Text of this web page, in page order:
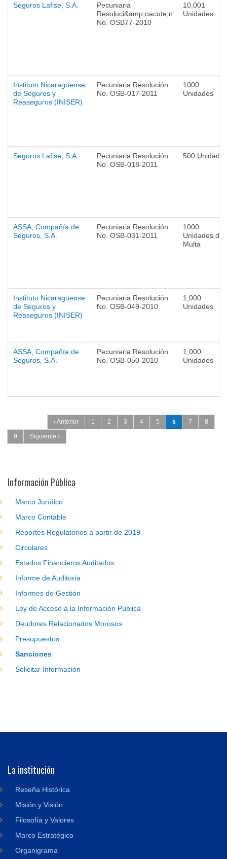
Seguros Lafise, S.A.
Pecuniaria
Resoluci&amp;oacute;n
No. OSB77-2010
10,001
Unidades
Instituto Nicaragüense
de Seguros y
Reaseguros (INISER)
Pecuniaria Resolución
No. OSB-017-2011
1000
Unidades
Seguros Lafise, S.A.
Pecuniaria Resolución
No. OSB-018-2011
500 Unidades
ASSA, Compañía de
Seguros, S.A.
Pecuniaria Resolución
No. OSB-031-2011
1000
Unidades de
Multa
Instituto Nicaragüense
de Seguros y
Reaseguros (INISER)
Pecuniaria Resolución
No. OSB-049-2010
1,000
Unidades
ASSA, Compañía de
Seguros, S.A.
Pecuniaria Resolución
No. OSB-050-2010
1,000
Unidades
Páginas
‹ Anterior 1 2 3 4 5 6 7 8
9 Siguiente ›
Información Pública
Marco Jurídico
Marco Contable
Reportes Regulatorios a partir de 2019
Circulares
Estados Financieros Auditados
Informe de Auditoría
Informes de Gestión
Ley de Acceso a la Información Pública
Deudores Relacionados Morosos
Presupuestos
Sanciones
Solicitar Información
La institución
Reseña Histórica
Misión y Visión
Filosofía y Valores
Marco Estratégico
Organigrama